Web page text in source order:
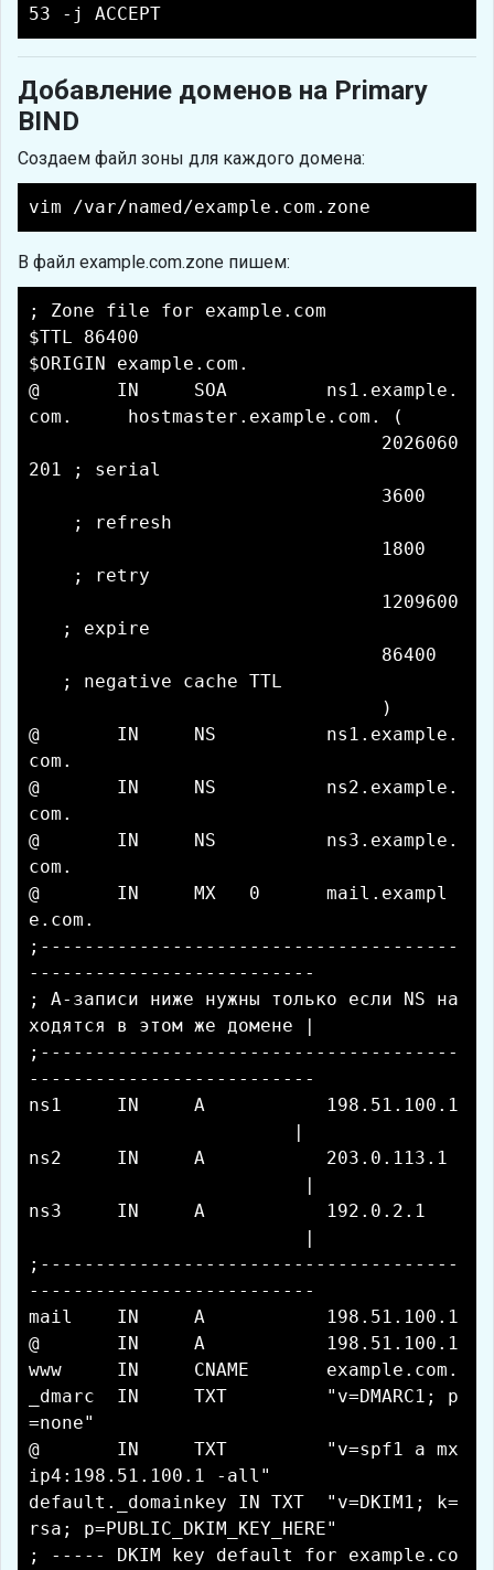
53 -j ACCEPT
Добавление доменов на Primary
BIND
Создаем файл зоны для каждого домена:
vim /var/named/example.com.zone
В файл example.com.zone пишем:
; Zone file for example.com
$TTL 86400
$ORIGIN example.com.
@ IN SOA ns1.example.
com. hostmaster.example.com. (
2026060
201 ; serial
3600
; refresh
1800
; retry
1209600
; expire
86400
; negative cache TTL
)
@ IN NS ns1.example.
com.
@ IN NS ns2.example.
com.
@ IN NS ns3.example.
com.
@ IN MX 0 mail.exampl
e.com.
;--------------------------------------
--------------------------
; A-записи ниже нужны только если NS на
ходятся в этом же домене |
;--------------------------------------
--------------------------
ns1 IN A 198.51.100.1
ns2 IN A 203.0.113.1
ns3 IN A 192.0.2.1
;--------------------------------------
--------------------------
mail IN A 198.51.100.1
@ IN A 198.51.100.1
www IN CNAME example.com.
_dmarc IN TXT "v=DMARC1; p
=none"
@ IN TXT "v=spf1 a mx
ip4:198.51.100.1 -all"
default._domainkey IN TXT "v=DKIM1; k=
rsa; p=PUBLIC_DKIM_KEY_HERE"
; ----- DKIM key default for example.co